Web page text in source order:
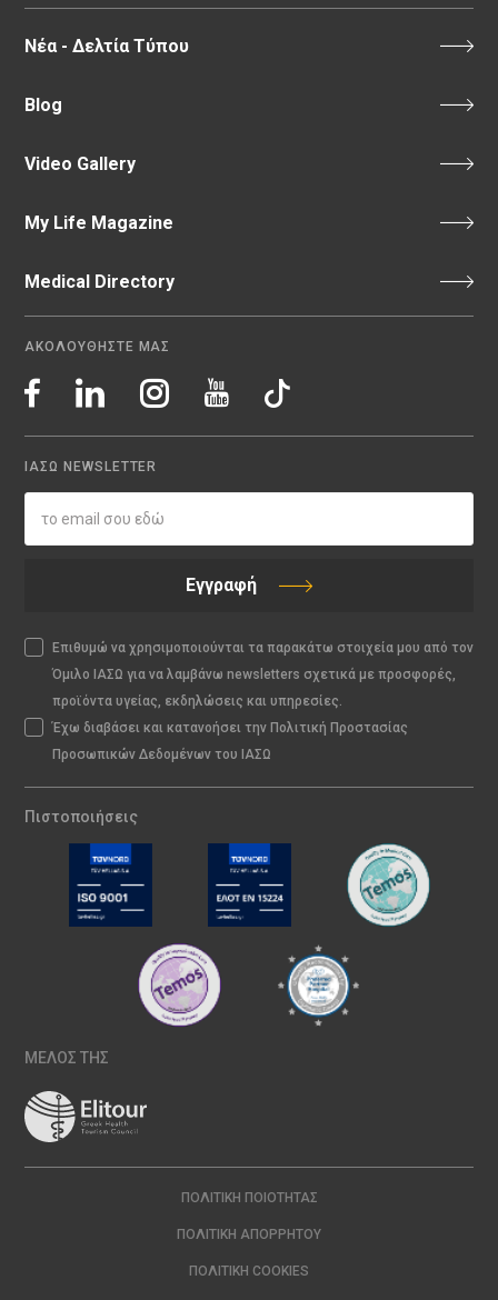
Νέα - Δελτία Τύπου
Blog
Video Gallery
My Life Magazine
Medical Directory
ΑΚΟΛΟΥΘΗΣΤΕ ΜΑΣ
ΙΑΣΩ NEWSLETTER
Εγγραφή
Επιθυμώ να χρησιμοποιούνται τα παρακάτω στοιχεία μου από τον
Όμιλο ΙΑΣΩ για να λαμβάνω newsletters σχετικά με προσφορές,
προϊόντα υγείας, εκδηλώσεις και υπηρεσίες.
Έχω διαβάσει και κατανοήσει την Πολιτική Προστασίας
Προσωπικών Δεδομένων του ΙΑΣΩ
Πιστοποιήσεις
ΜΕΛΟΣ ΤΗΣ
ΠΟΛΙΤΙΚΉ ΠΟΙΌΤΗΤΑΣ
ΠΟΛΙΤΙΚΉ ΑΠΟΡΡΉΤΟΥ
ΠΟΛΙΤΙΚΉ COOKIES